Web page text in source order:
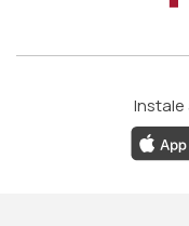
Instale